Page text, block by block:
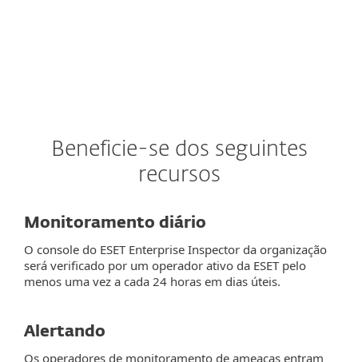
Beneficie-se dos seguintes
recursos
Monitoramento diário
O console do ESET Enterprise Inspector da organização
será verificado por um operador ativo da ESET pelo
menos uma vez a cada 24 horas em dias úteis.
Alertando
Os operadores de monitoramento de ameaças entram